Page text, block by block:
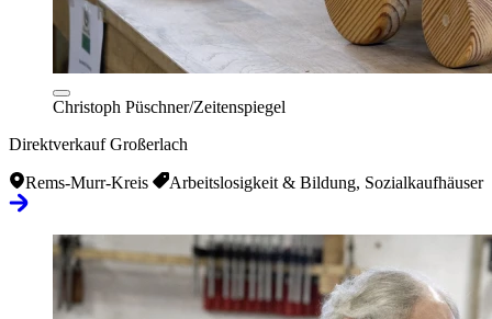
Christoph Püschner/Zeitenspiegel
Direktverkauf Großerlach
Rems-Murr-Kreis Arbeitslosigkeit & Bildung, Sozialkaufhäuser